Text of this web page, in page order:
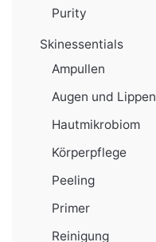
Purity
Skinessentials
Ampullen
Augen und Lippen
Hautmikrobiom
Körperpflege
Peeling
Primer
Reinigung